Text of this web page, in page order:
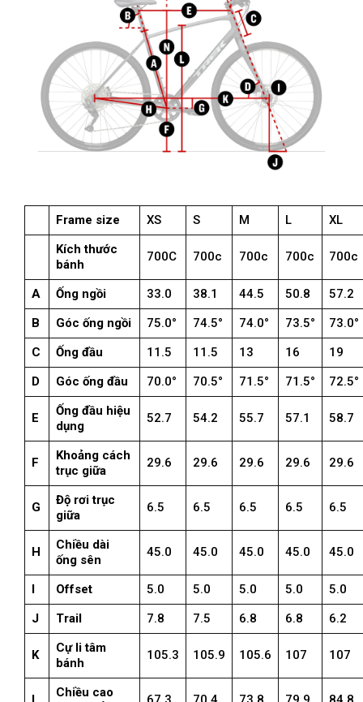
Frame size XS S M L
XL
Kích thước
bánh
700C 700c 700c 700c 700c
A Ống ngồi 33.0 38.1 44.5 50.8
57.2
B
Góc ống ngồi 75.0° 74.5° 74.0° 73.5°
73.0°
C
Ống đầu 11.5 11.5 13 16
19
D
Góc ống đầu 70.0° 70.5° 71.5° 71.5° 72.5°
E
Ống đầu hiệu
dụng
52.7 54.2 55.7 57.1 58.7
F
Khoảng cách
trục giữa
29.6 29.6 29.6 29.6 29.6
G
Độ rơi trục
giữa
6.5 6.5 6.5 6.5 6.5
H
Chiều dài
ống sên
45.0 45.0 45.0 45.0 45.0
Offset 5.0 5.0 5.0 5.0
5.0
J
Trail 7.8 7.5 6.8 6.8 6.2
K
Cự li tâm
bánh
105.3 105.9 105.6 107 107
Chiều cao